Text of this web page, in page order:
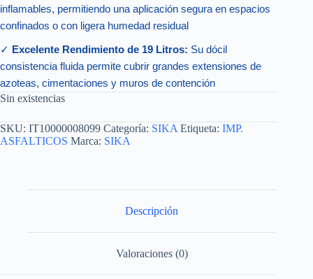
inflamables, permitiendo una aplicación segura en espacios
confinados o con ligera humedad residual
✓ Excelente Rendimiento de 19 Litros: Su dócil
consistencia fluida permite cubrir grandes extensiones de
azoteas, cimentaciones y muros de contención
Sin existencias
SKU: IT10000008099 Categoría: SIKA Etiqueta: IMP.
ASFALTICOS Marca: SIKA
Descripción
Valoraciones (0)